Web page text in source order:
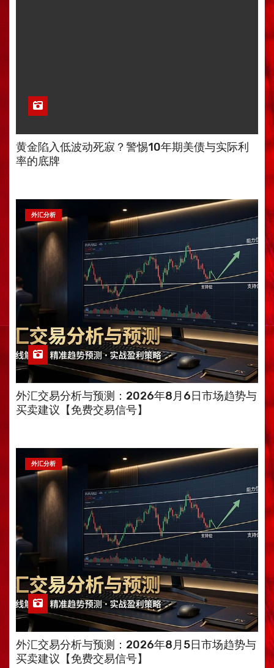
黄金陷入低波动死寂？警惕10年期美债与实际利
率的底牌
外汇分析
外汇交易分析与预测：2026年8月6日市场趋势与
买卖建议【免费交易信号】
外汇分析
外汇交易分析与预测：2026年8月5日市场趋势与
买卖建议【免费交易信号】